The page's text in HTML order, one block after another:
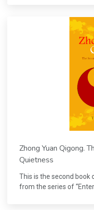
Zhong Yuan Qigong.
Quietness
This is the second book
from the series of